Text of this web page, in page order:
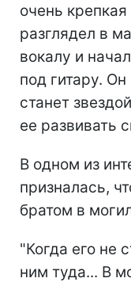
очень
разглядел в
вокалу и
под гитару.
станет
ее развивать
В одном из
призналась,
братом в
"Когда его не
ним туда... В